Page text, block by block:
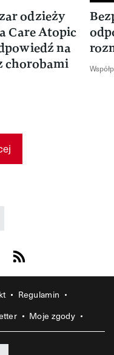
odzieży
Care Atopic
na
chorobami
us on Youtube
Visit us on Rss
Regulamin
Moje zgody